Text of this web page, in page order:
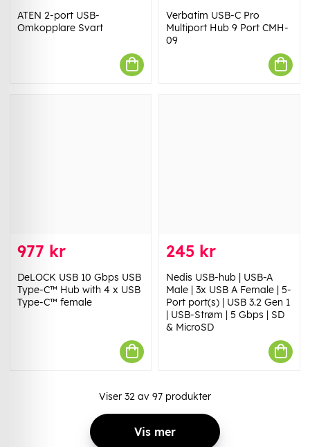
ATEN 2-port USB-
Omkopplare Svart
Verbatim USB-C Pro
Multiport Hub 9 Port CMH-
09
977 kr
DeLOCK USB 10 Gbps USB
Type-C™ Hub with 4 x USB
Type-C™ female
245 kr
Nedis USB-hub | USB-A
Male | 3x USB A Female | 5-
Port port(s) | USB 3.2 Gen 1
| USB-Strøm | 5 Gbps | SD
& MicroSD
Viser 32 av 97 produkter
Vis mer